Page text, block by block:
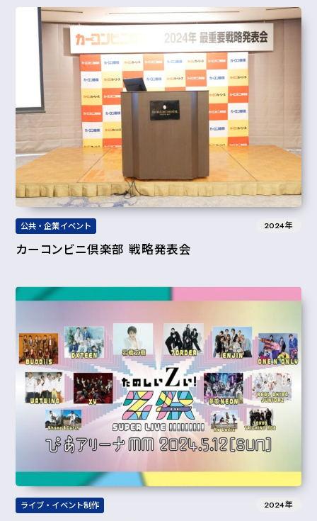
公共・企業イベント 2024年
カーコンビニ倶楽部 戦略発表会
ライブ・イベント制作 2024年